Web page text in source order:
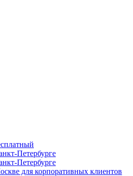
Петербурге
Петербурге
для корпоративных клиентов